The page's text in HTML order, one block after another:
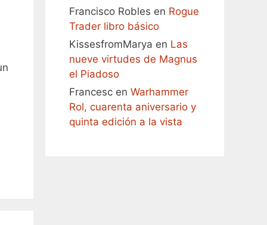
Francisco Robles en Rogue
Trader libro básico
KissesfromMarya en Las
nueve virtudes de Magnus
el Piadoso
Francesc en Warhammer
Rol, cuarenta aniversario y
quinta edición a la vista